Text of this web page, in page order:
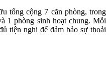
tổng cộng 7 căn phòng, trong
1 phòng sinh hoạt chung. Mỗi
tiện nghi để đảm bảo sự thoải